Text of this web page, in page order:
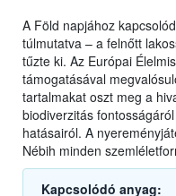
A Föld napjához
túlmutatva – a felnőtt
tűzte ki. Az Európai
támogatásával
tartalmakat oszt meg a
biodiverzitás
hatásairól. A
Nébih minden
Kapcsolódó anyag: